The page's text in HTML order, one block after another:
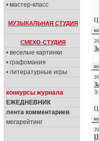
• мастер-класс
МУЗЫКАЛЬНАЯ СТУДИЯ
СМЕХО-СТУДИЯ
• веселые картинки
• графомания
• литературные игры
конкурсы журнала
ЕЖЕДНЕВНИК
лента комментариев
мегарейтинг